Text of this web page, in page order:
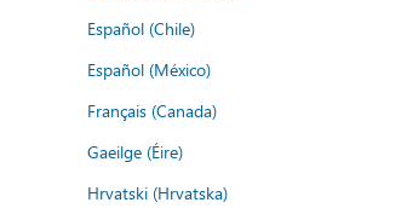
Español (Chile)
Español (México)
Français (Canada)
Gaeilge (Éire)
Hrvatski (Hrvatska)